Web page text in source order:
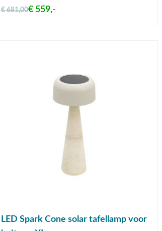
€ 681,00€ 559,-
LED Spark Cone solar tafellamp voor